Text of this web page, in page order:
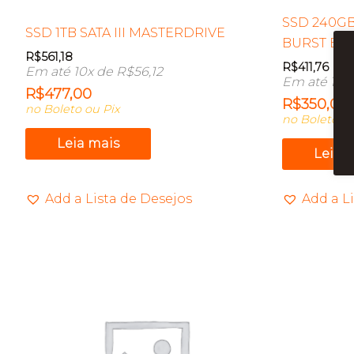
SSD 1TB SATA III MASTERDRIVE
R$561,18
Em até 10x de R$56,12
R$477,00
no Boleto ou Pix
Leia mais
Add a Lista de Desejos
SSD
BURST
R$411,76
Em até
R$350,00
no Boleto ou
Leia
Add a